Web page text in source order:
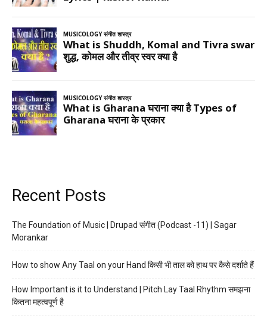
Recent Posts
The Foundation of Music | Drupad संगीत (Podcast -11) | Sagar
Morankar
How to show Any Taal on your Hand किसी भी ताल को हाथ पर कैसे दर्शाते हैं
How Important is it to Understand | Pitch Lay Taal Rhythm समझना
कितना महत्वपूर्ण है